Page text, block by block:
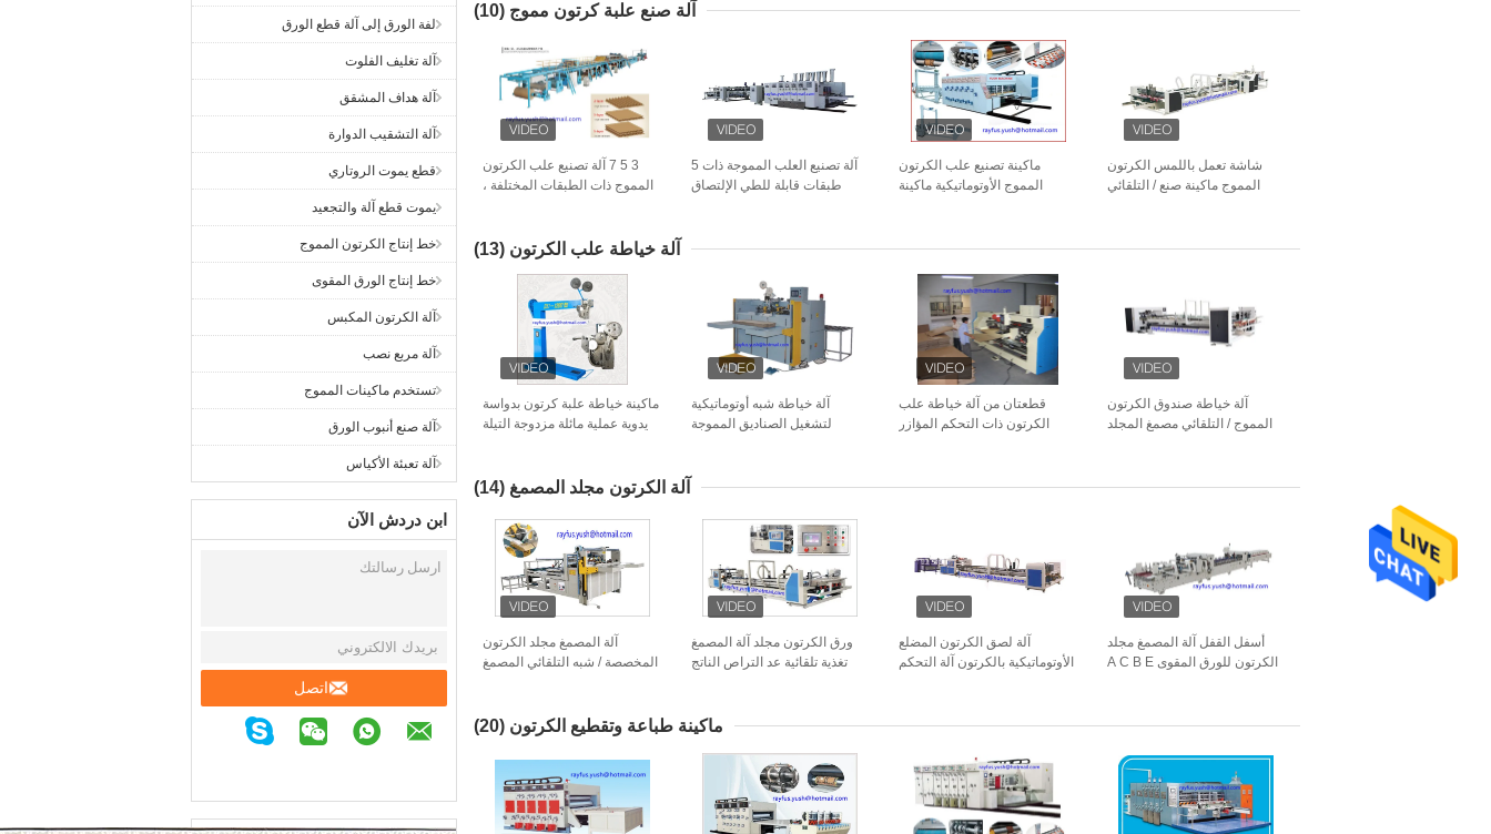
لفة الورق إلى آلة قطع الورق
آلة تغليف الفلوت
آلة هداف المشقق
آلة التشقيب الدوارة
قطع يموت الروتاري
يموت قطع آلة والتجعيد
خط إنتاج الكرتون المموج
خط إنتاج الورق المقوى
آلة الكرتون المكبس
آلة مربع نصب
تستخدم ماكينات المموج
آلة صنع أنبوب الورق
آلة تعبئة الأكياس
ابن دردش الآن
اتصل
آلة صنع علبة كرتون مموج (10)
3 5 7 آلة تصنيع علب الكرتون
المموج ذات الطبقات المختلفة ،
آلة تصنيع العلب المموجة ذات 5
طبقات قابلة للطي الإلتصاق
ماكينة تصنيع علب الكرتون
المموج الأوتوماتيكية ماكينة
شاشة تعمل باللمس الكرتون
المموج ماكينة صنع / التلقائي
آلة خياطة علب الكرتون (13)
ماكينة خياطة علبة كرتون بدواسة
يدوية عملية مائلة مزدوجة التيلة
آلة خياطة شبه أوتوماتيكية
لتشغيل الصناديق المموجة
قطعتان من آلة خياطة علب
الكرتون ذات التحكم المؤازر
آلة خياطة صندوق الكرتون
المموج / التلقائي مصمغ المجلد
آلة الكرتون مجلد المصمغ (14)
آلة المصمغ مجلد الكرتون
المخصصة / شبه التلقائي المصمغ
ورق الكرتون مجلد آلة المصمغ
تغذية تلقائية عد التراص الناتج
آلة لصق الكرتون المضلع
الأوتوماتيكية بالكرتون آلة التحكم
أسفل القفل آلة المصمغ مجلد
الكرتون للورق المقوى A C B E
ماكينة طباعة وتقطيع الكرتون (20)